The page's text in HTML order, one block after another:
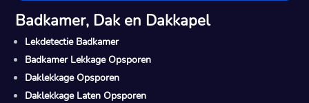
Badkamer, Dak en Dakkapel
Lekdetectie Badkamer
Badkamer Lekkage Opsporen
Daklekkage Opsporen
Daklekkage Laten Opsporen